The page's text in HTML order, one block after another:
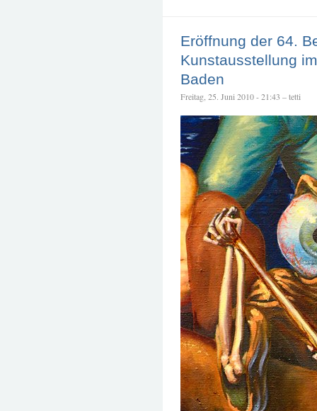
Eröffnung der 64.
Kunstausstellung
Baden
Freitag, 25. Juni 2010 - 21:43 – tetti